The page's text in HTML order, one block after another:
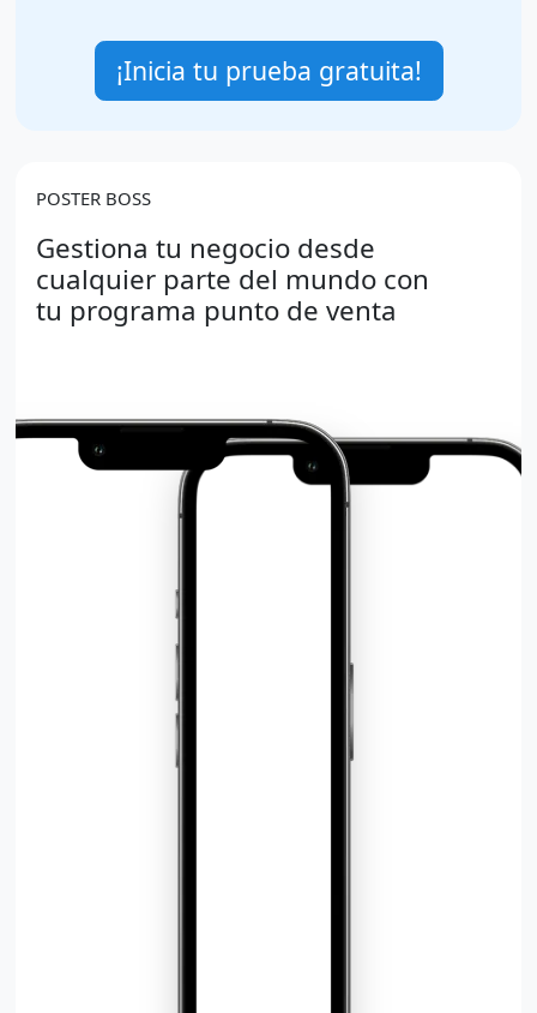
¡Inicia tu prueba gratuita!
POSTER BOSS
Gestiona tu negocio desde
cualquier parte del mundo con
tu programa punto de venta